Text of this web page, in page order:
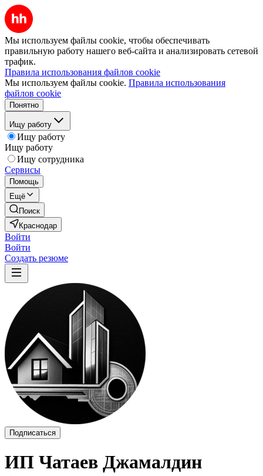
Мы используем файлы cookie, чтобы обеспечивать
правильную работу нашего веб-сайта и анализировать сетевой
трафик.
Правила использования файлов cookie
Мы используем файлы cookie. Правила использования
файлов cookie
Понятно
Ищу работу
Ищу работу
Ищу работу
Ищу сотрудника
Сервисы
Помощь
Ещё
Поиск
Краснодар
Войти
Войти
Создать резюме
Подписаться
ИП Чатаев Джамалдин